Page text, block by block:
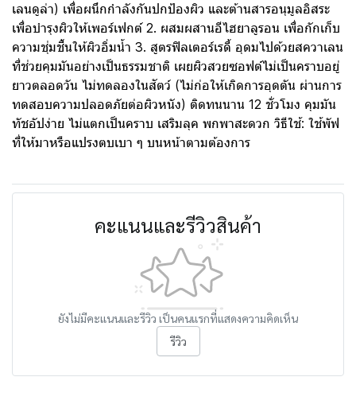
เลนดูล่า) เพื่อผนึกกำลังกันปกป้องผิว และต้านสารอนุมูลอิสระ
เพื่อบำรุงผิวให้เพอร์เฟกต์ 2. ผสมผสานอีไฮยาลูรอน เพื่อกักเก็บ
ความชุ่มชื้นให้ผิวอิ่มน้ำ 3. สูตรฟิลเตอร์เรดี้ อุดมไปด้วยสควาเลน
ที่ช่วยคุมมันอย่างเป็นธรรมชาติ เผยผิวสวยซอฟต์ไม่เป็นคราบอยู่
ยาวตลอดวัน ไม่ทดลองในสัตว์ (ไม่ก่อให้เกิดการอุดตัน ผ่านการ
ทดสอบความปลอดภัยต่อผิวหนัง) ติดทนนาน 12 ชั่วโมง คุมมัน
ทัชอัปง่าย ไม่แตกเป็นคราบ เสริมลุค พกพาสะดวก วิธีใช้: ใช้พัฟ
ที่ให้มาหรือแปรงตบเบา ๆ บนหน้าตามต้องการ
คะแนนและรีวิวสินค้า
ยังไม่มีคะแนนและรีวิว เป็นคนแรกที่แสดงความคิดเห็น
รีวิว